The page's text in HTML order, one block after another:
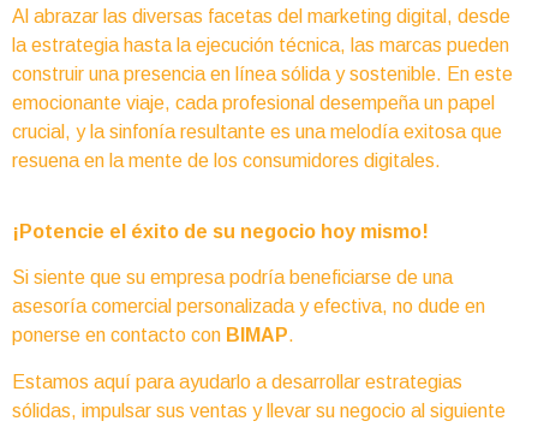
Al abrazar las diversas facetas del marketing digital, desde
la estrategia hasta la ejecución técnica, las marcas pueden
construir una presencia en línea sólida y sostenible. En este
emocionante viaje, cada profesional desempeña un papel
crucial, y la sinfonía resultante es una melodía exitosa que
resuena en la mente de los consumidores digitales.
¡Potencie el éxito de su negocio hoy mismo!
Si siente que su empresa podría beneficiarse de una
asesoría comercial personalizada y efectiva, no dude en
ponerse en contacto con BIMAP.
Estamos aquí para ayudarlo a desarrollar estrategias
sólidas, impulsar sus ventas y llevar su negocio al siguiente